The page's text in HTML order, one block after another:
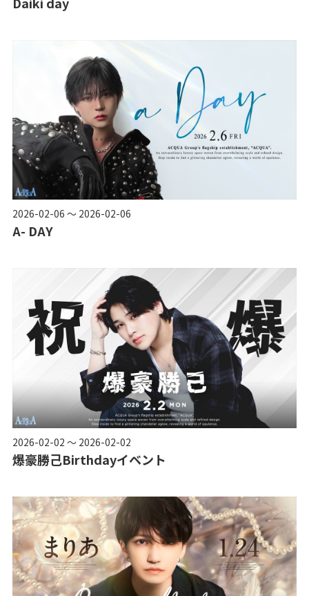
2026-02-06 ～ 2026-02-06
A- DAY
2026-02-02 ～ 2026-02-02
爆豪勝己Birthdayイベント